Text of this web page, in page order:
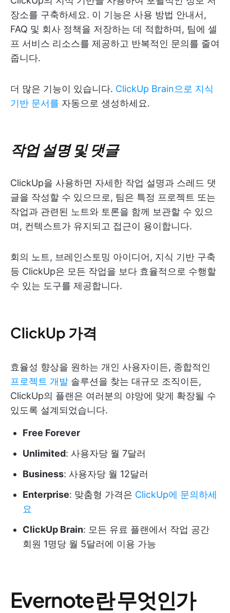
장소를 구축하세요. 이 기능은 사용 방법 안내서,
FAQ 및 회사 정책을 저장하는 데 적합하며, 팀에 셀
프 서비스 리소스를 제공하고 반복적인 문의를 줄여
줍니다.
더 많은 기능이 있습니다. ClickUp Brain으로 지식
기반 문서를 자동으로 생성하세요.
작업 설명 및 댓글
ClickUp을 사용하면 자세한 작업 설명과 스레드 댓
글을 작성할 수 있으므로, 팀은 특정 프로젝트 또는
작업과 관련된 노트와 토론을 함께 보관할 수 있으
며, 컨텍스트가 유지되고 접근이 용이합니다.
회의 노트, 브레인스토밍 아이디어, 지식 기반 구축
등 ClickUp은 모든 작업을 보다 효율적으로 수행할
수 있는 도구를 제공합니다.
ClickUp 가격
효율성 향상을 원하는 개인 사용자이든, 종합적인
프로젝트 개발 솔루션을 찾는 대규모 조직이든,
ClickUp의 플랜은 여러분의 야망에 맞게 확장될 수
있도록 설계되었습니다.
Free Forever
Unlimited: 사용자당 월 7달러
Business: 사용자당 월 12달러
Enterprise: 맞춤형 가격은 ClickUp에 문의하세
요
ClickUp Brain: 모든 유료 플랜에서 작업 공간
회원 1명당 월 5달러에 이용 가능
Evernote란 무엇인가